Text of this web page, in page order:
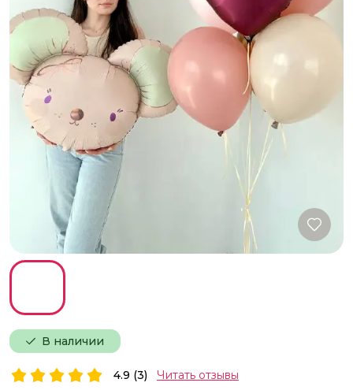
В наличии
4.9 (3) Читать отзывы